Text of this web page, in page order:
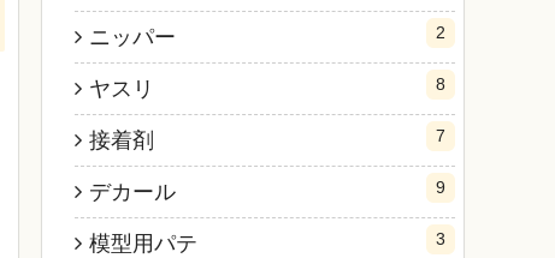
ニッパー 2
ヤスリ 8
接着剤 7
デカール 9
模型用パテ 3